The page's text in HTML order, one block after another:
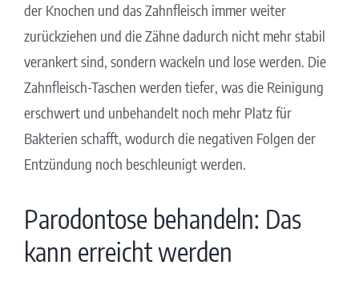
der Knochen und das Zahnfleisch immer weiter
zurückziehen und die Zähne dadurch nicht mehr stabil
verankert sind, sondern wackeln und lose werden. Die
Zahnfleisch-Taschen werden tiefer, was die Reinigung
erschwert und unbehandelt noch mehr Platz für
Bakterien schafft, wodurch die negativen Folgen der
Entzündung noch beschleunigt werden.
Parodontose behandeln: Das
kann erreicht werden